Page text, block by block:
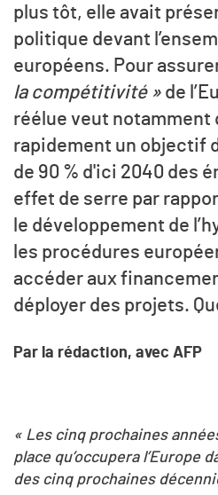
plus tôt, elle avait
politique devant
européens. Pour
la compétitivité » de
réélue veut notamment
rapidement un objectif
de 90 % d'ici 2040 des
effet de serre par
le développement de
les procédures
accéder aux
déployer des projets.
Par la rédaction, avec AFP
« Les cinq prochaines
place qu’occupera l’Europe
des cinq prochaines